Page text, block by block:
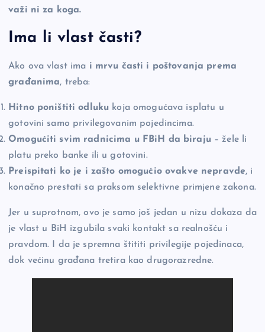
važi ni za koga.
Ima li vlast časti?
Ako ova vlast ima i mrvu časti i poštovanja prema
građanima, treba:
Hitno poništiti odluku koja omogućava isplatu u
gotovini samo privilegovanim pojedincima.
Omogućiti svim radnicima u FBiH da biraju– žele li
platu preko banke ili u gotovini.
Preispitati ko je i zašto omogućio ovakve nepravde, i
konačno prestati sa praksom selektivne primjene zakona.
Jer u suprotnom, ovo je samo još jedan u nizu dokaza da
je vlast u BiH izgubila svaki kontakt sa realnošću i
pravdom. I da je spremna štititi privilegije pojedinaca,
dok većinu građana tretira kao drugorazredne.